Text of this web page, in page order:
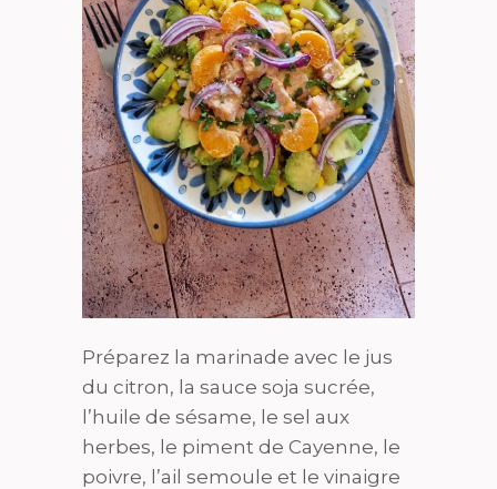
Préparez la marinade avec le jus
du citron, la sauce soja sucrée,
l’huile de sésame, le sel aux
herbes, le piment de Cayenne, le
poivre, l’ail semoule et le vinaigre